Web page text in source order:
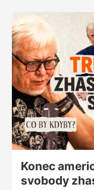
Konec
svobody